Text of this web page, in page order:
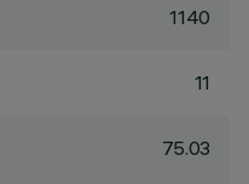
1140
11
75.03